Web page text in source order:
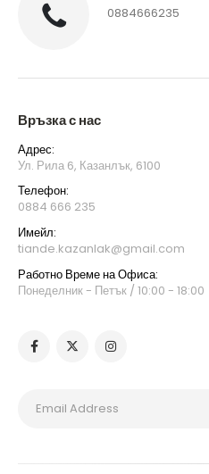
0884666235
Връзка с нас
Адрес:
Ул. Рила 6, Казанлък, 6100
Телефон:
0884 666 235
Имейл:
tiande.kazanlak@gmail.com
Работно Време на Офиса:
Понеделник - Петък / 10:00 - 18:00